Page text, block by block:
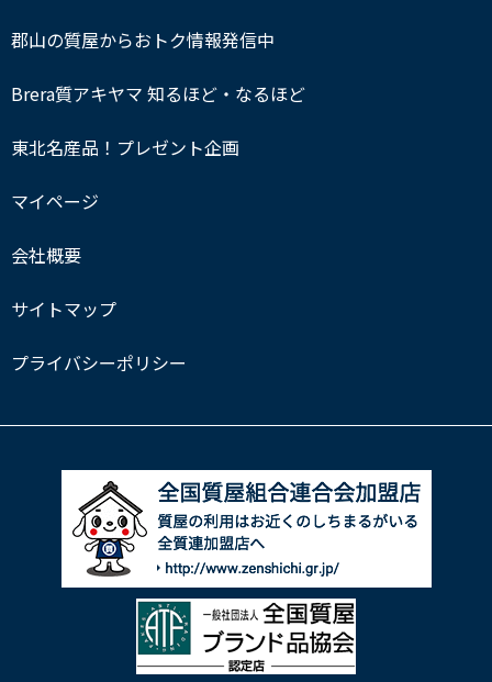
郡山の質屋からおトク情報発信中
Brera質アキヤマ 知るほど・なるほど
東北名産品！プレゼント企画
マイページ
会社概要
サイトマップ
プライバシーポリシー